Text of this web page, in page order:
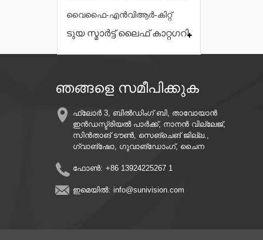
വൈഫൈ-എൻവിആർ-കിറ്റ്
ടുയ സ്മാർട്ട് ലൈഫ് കാറ്റഗറി
ഞങ്ങളെ സമീപിക്കുക
ഫ്ലോർ 3, ബിൽഡിംഗ് ബി, താവോയാൻ
ഇൻഡസ്ട്രിയൽ പാർക്ക്, നാനൻ വില്ലേജ്,
സിൻതാങ് ടൗൺ, സെങ്‌ചെങ് ജില്ല.,
ഗ്വാങ്‌ഷോ, ഗുവാങ്‌ഡോംഗ്, ചൈന
ഫോൺ: +86 13924225267 1
ഇമെയിൽ: info@sunivision.com